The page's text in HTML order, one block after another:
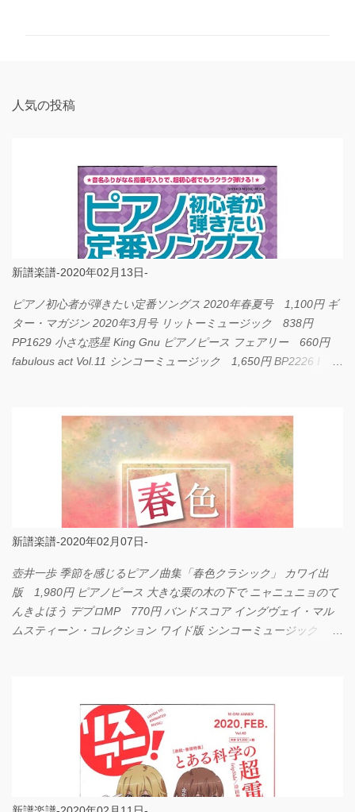
人気の投稿
新譜楽譜-2020年02月13日-
ピアノ初心者が弾きたい定番ソングス 2020年春夏号 1,100円 ギ
ター・マガジン 2020年3月号 リットーミュージック 838円
PP1629 小さな惑星 King Gnu ピアノピース フェアリー 660円
fabulous act Vol.11 シンコーミュージック 1,650円 BP2226 I
新譜楽譜-2020年02月07日-
壺井一歩 季節を感じるピアノ曲集「春色クラシック」 カワイ出
版 1,980円 ピアノピース 大きな栗の木の下で ニャニュニョのて
んきよほう デプロMP 770円 バンドスコア イングヴェイ・マル
ムスティーン・コレクション ワイド版 シンコーミュージック